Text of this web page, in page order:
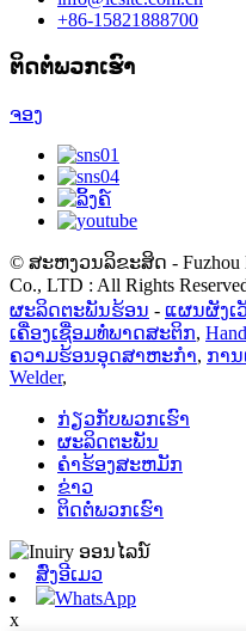
+86-15821888700
ຕິດ​ຕໍ່​ພວກ​ເຮົາ
ຈອງ
© ສະຫງວນລິຂະສິດ - Fuzhou
Co., LTD : All Rights
ຜະລິດຕະພັນຮ້ອນ - ແຜນຜັງເ
ເຄື່ອງເຊື່ອມທໍ່ພາດສະຕິກ,
ຄວາມຮ້ອນອຸດສາຫະກໍາ, ກາ
Welder,
ກ່ຽວ​ກັບ​ພວກ​ເຮົາ
ຜະລິດຕະພັນ
ຄໍາຮ້ອງສະຫມັກ
ຂ່າວ
ຕິດ​ຕໍ່​ພວກ​ເຮົາ
ສົ່ງອີເມວ
WhatsApp
x